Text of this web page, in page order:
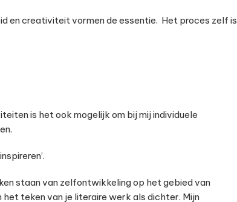
en creativiteit vormen de essentie. Het proces zelf is
is het ook mogelijk om bij mij individuele
staan van zelfontwikkeling op het gebied van
het teken van je literaire werk als dichter. Mijn